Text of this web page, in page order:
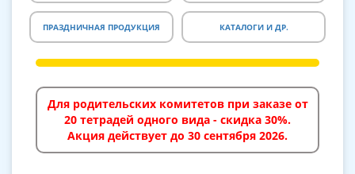
ПРАЗДНИЧНАЯ ПРОДУКЦИЯ КАТАЛОГИ И ДР.
Для родительских комитетов при заказе от
20 тетрадей одного вида - скидка 30%.
Акция действует до 30 сентября 2026.